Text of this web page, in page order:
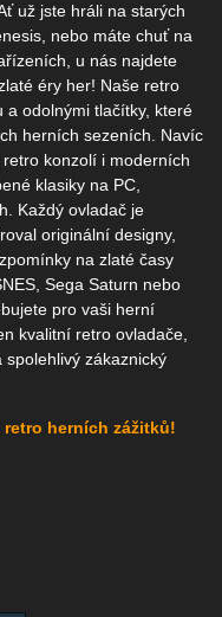
už jste hráli na starých
nebo máte chuť na
u nás najdete
éry her! Naše retro
a odolnými tlačítky, které
herních sezeních. Navíc
konzolí i moderních
klasiky na PC,
Každý ovladač je
originální designy,
na zlaté časy
Sega Saturn nebo
pro vaši herní
kvalitní retro ovladače,
zákaznický
retro herních zážitků!